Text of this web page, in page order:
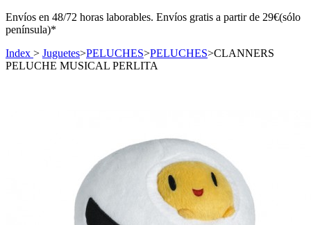
Envíos en 48/72 horas laborables. Envíos gratis a partir de 29€(sólo
península)*
Index > Juguetes>PELUCHES>PELUCHES>CLANNERS
PELUCHE MUSICAL PERLITA